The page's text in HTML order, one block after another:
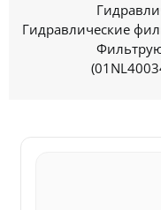
Гидравлические